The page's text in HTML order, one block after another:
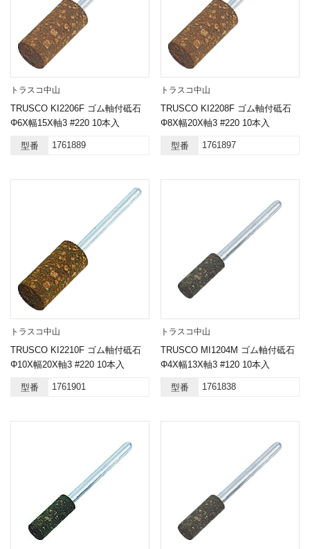
トラスコ中山
TRUSCO KI2206F ゴム軸付砥石
Φ6X幅15X軸3 #220 10本入
型番 1761889
トラスコ中山
TRUSCO KI2208F ゴム軸付砥石
Φ8X幅20X軸3 #220 10本入
型番 1761897
トラスコ中山
TRUSCO KI2210F ゴム軸付砥石
Φ10X幅20X軸3 #220 10本入
型番 1761901
トラスコ中山
TRUSCO MI1204M ゴム軸付砥石
Φ4X幅13X軸3 #120 10本入
型番 1761838